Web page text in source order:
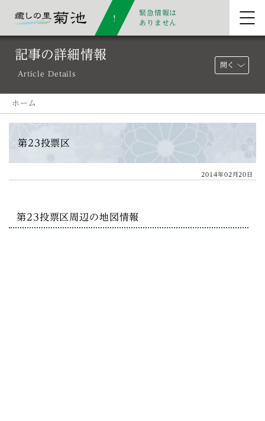
緊急情報は
ありません
記事の詳細情報
Article Details
開く
ホーム
第23投票区
2014年02月20日
第23投票区周辺の地図情報